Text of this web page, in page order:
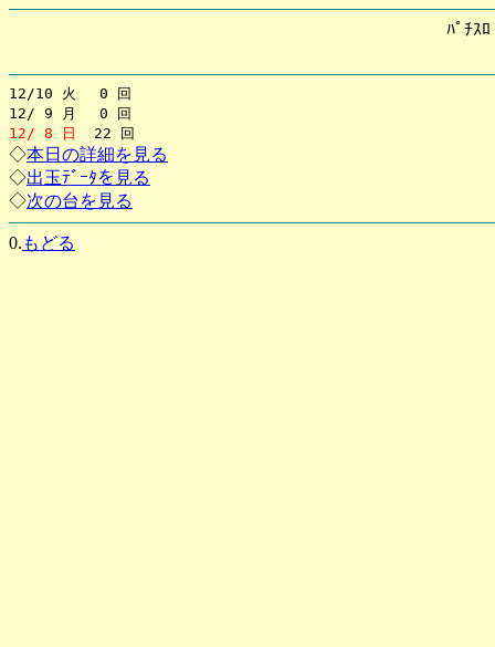
ﾊﾟﾁｽ
12/10 火 0 回
12/ 9 月 0 回
12/ 8 日
22 回
◇本日の詳細を見る
◇出玉ﾃﾞｰﾀを見る
◇次の台を見る
0. もどる